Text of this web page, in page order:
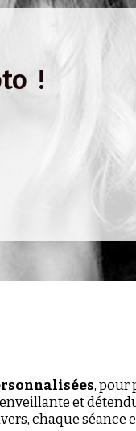
!
, pour
et
chaque séance